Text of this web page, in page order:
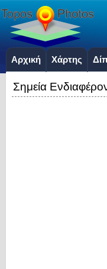
Αρχική Χάρτης
Σημεία